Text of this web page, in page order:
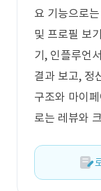
요 기능으로
및 프로필 보
기, 인플루언
결과 보고, 정
구조와 마이
로는 레뷰와